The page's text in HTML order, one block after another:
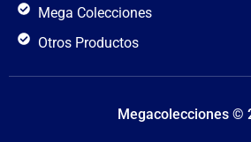
Mega Colecciones
Otros Productos
Megacolecciones ©